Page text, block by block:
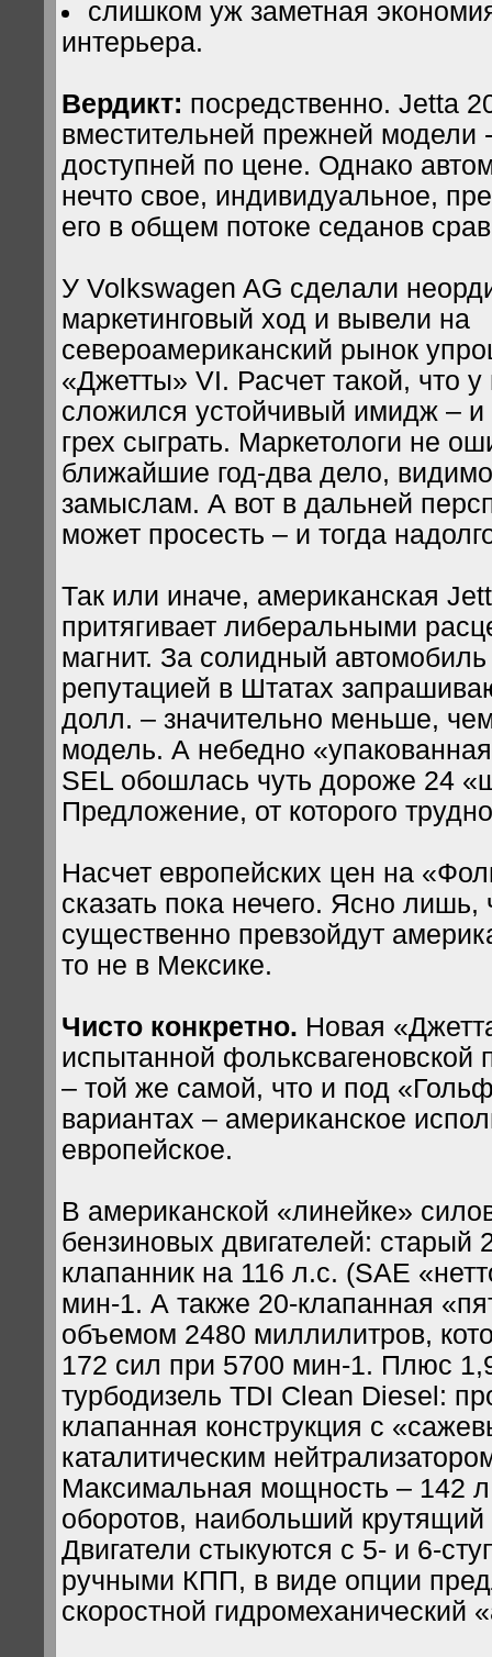
слишком уж заметная
интерьера.
Вердикт: посредственно. Jetta
вместительней прежней модели
доступней по цене. Однако
нечто свое, индивидуальное,
его в общем потоке седанов
У Volkswagen AG сделали
маркетинговый ход и вывели на
североамериканский рынок
«Джетты» VI. Расчет такой, что
сложился устойчивый имидж – и
грех сыграть. Маркетологи не
ближайшие год-два дело,
замыслам. А вот в дальней
может просесть – и тогда
Так или иначе, американская
притягивает либеральными
магнит. За солидный
репутацией в Штатах
долл. – значительно меньше,
модель. А небедно
SEL обошлась чуть дороже 24
Предложение, от которого
Насчет европейских цен на
сказать пока нечего. Ясно лишь,
существенно превзойдут
то не в Мексике.
Чисто конкретно. Новая
испытанной
– той же самой, что и под
вариантах – американское
европейское.
В американской «линейке»
бензиновых двигателей: старый
клапанник на 116 л.с. (SAE
мин-1. А также 20-клапанная
объемом 2480 миллилитров,
172 сил при 5700 мин-1. Плюс
турбодизель TDI Clean Diesel:
клапанная конструкция с
каталитическим
Максимальная мощность – 142
оборотов, наибольший
Двигатели стыкуются с 5- и 6-
ручными КПП, в виде опции
скоростной гидромеханический